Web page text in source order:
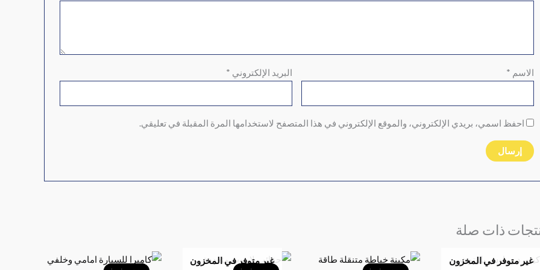
الاسم * البريد الإلكتروني *
احفظ اسمي، بريدي الإلكتروني، والموقع الإلكتروني في هذا المتصفح لاستخدامها المرة المقبلة في تعليقي.
ذات صلة
غير متوفر في المخزون
السعر
الأصلي
السعر
الحالي
غير متوفر في المخزون
السعر
الأصلي
السعر
الحالي
السعر
الأصلي
السعر
الحالي